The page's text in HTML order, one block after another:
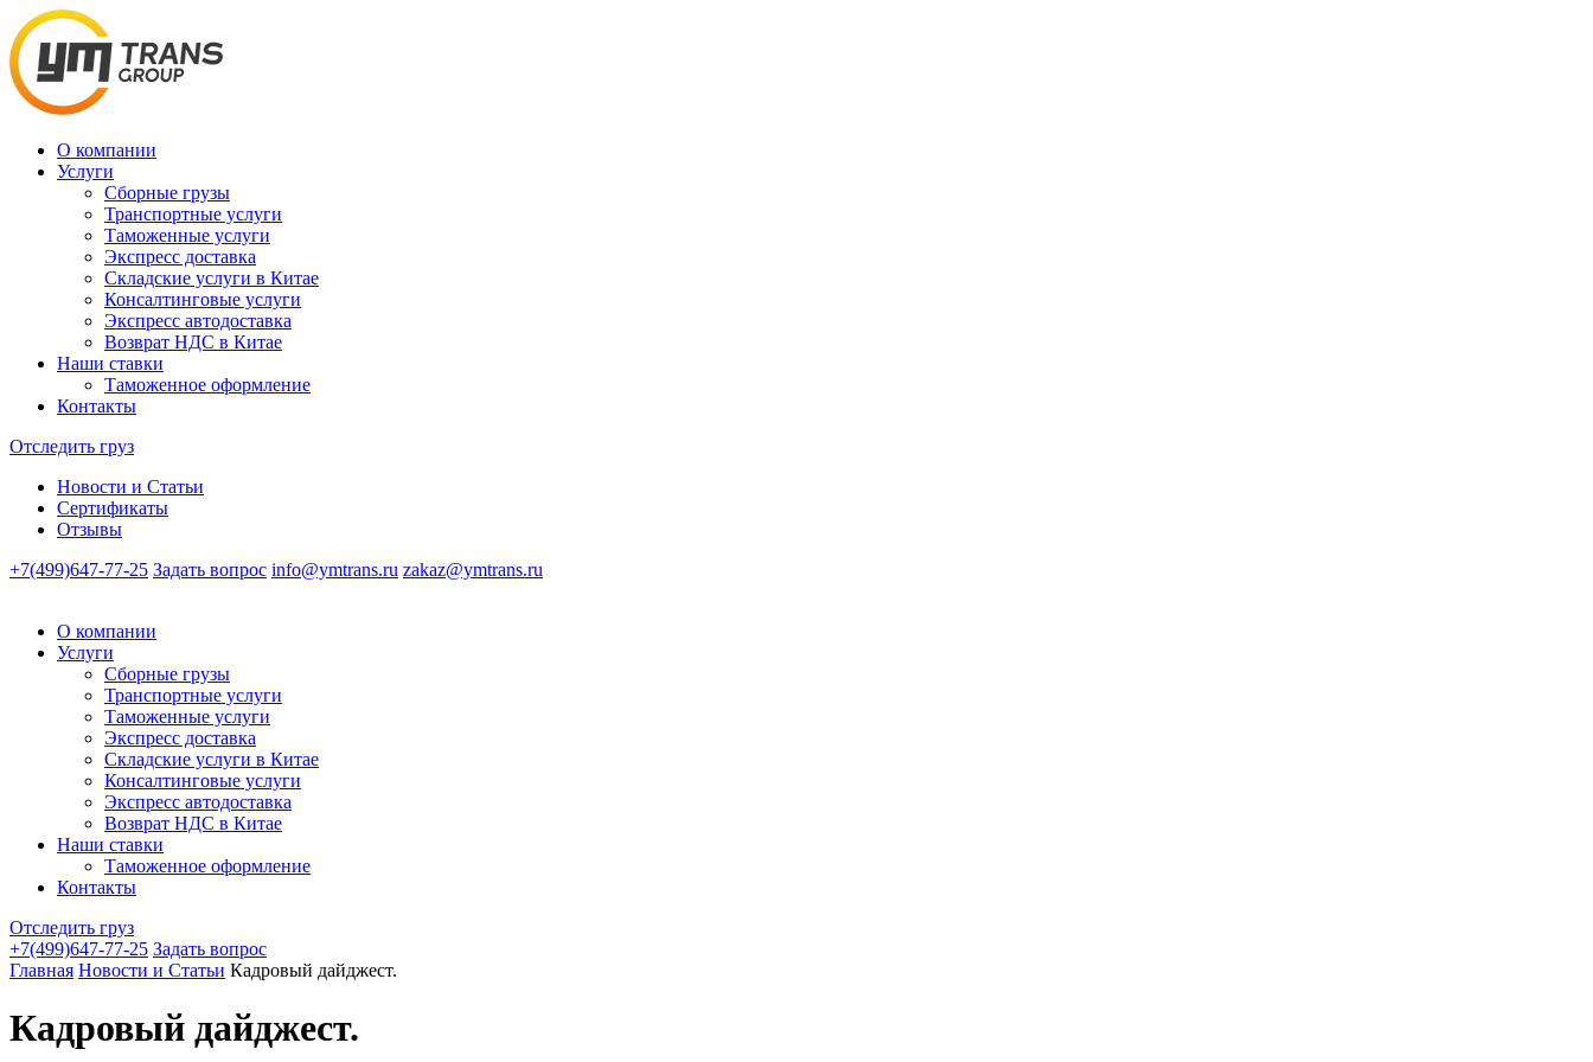
О компании
Услуги
Сборные грузы
Транспортные услуги
Таможенные услуги
Экспресс доставка
Cкладские услуги в Китае
Консалтинговые услуги
Экспресс автодоставка
Возврат НДС в Китае
Наши ставки
Таможенное оформление
Контакты
Отследить груз
Новости и Статьи
Сертификаты
Отзывы
+7(499)647-77-25 Задать вопрос info@ymtrans.ru zakaz@ymtrans.ru
О компании
Услуги
Сборные грузы
Транспортные услуги
Таможенные услуги
Экспресс доставка
Cкладские услуги в Китае
Консалтинговые услуги
Экспресс автодоставка
Возврат НДС в Китае
Наши ставки
Таможенное оформление
Контакты
Отследить груз
+7(499)647-77-25 Задать вопрос
Главная Новости и Статьи Кадровый дайджест.
Кадровый дайджест.